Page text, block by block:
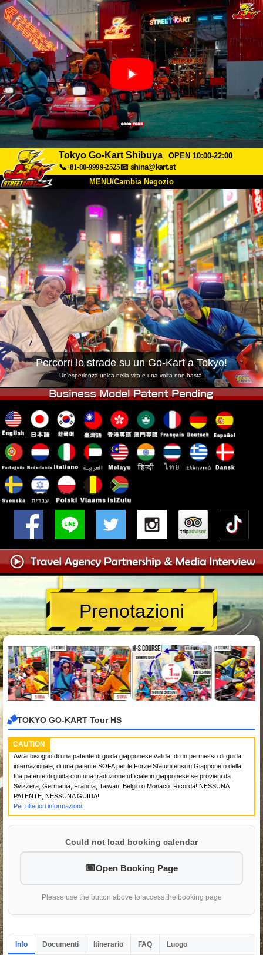
Tokyo Go-Kart Shibuya
OPEN 10:00-22:00
📞+81-80-9999-2525📧 shina@kart.st
MENU/Cambia Negozio
INIZIO
Chi Siamo Specifiche Prezzo
Accesso Recensioni FAQ
Azienda Prenotazioni
Cambia Negozio
Tokyo Shinagawa Tokyo Akihabara#1
Tokyo Akihabara#2 Tokyo Shibuya
Tokyo Shibuya Annex Tokyo Bay
Tokyo Asakusa Osaka
Okinawa
Percorri le strade su un Go-Kart a Tokyo!
Un'esperienza unica nella vita e una volta non basta!
Prenotazioni
TOKYO GO-KART Tour HS
CAUTION
Avrai bisogno di una patente di guida giapponese valida, di un permesso di guida
internazionale, di una patente SOFA per le Forze Statunitensi in Giappone o della
tua patente di guida con una traduzione ufficiale in giapponese se provieni da
Svizzera, Germania, Francia, Taiwan, Belgio o Monaco. Ricorda! NESSUNA
PATENTE, NESSUNA GUIDA!
Per ulteriori informazioni.
Could not load booking calendar
Open Booking Page
Please use the button above to access the booking page
Info Documenti Itinerario FAQ Luogo